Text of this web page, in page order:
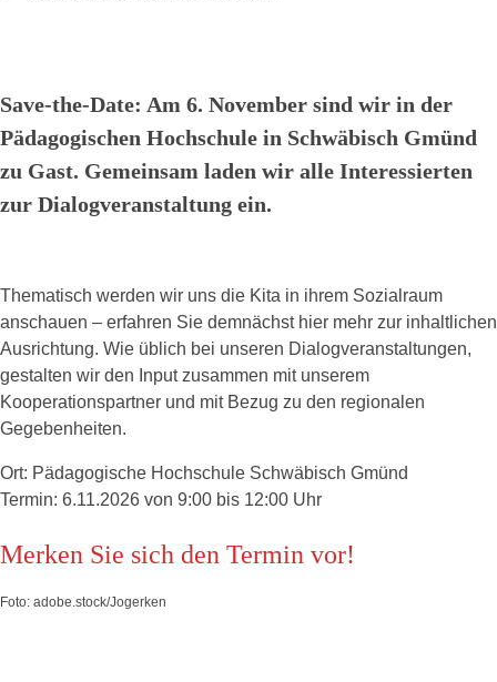
Save-the-Date: Am 6. November sind wir in der
Pädagogischen Hochschule in Schwäbisch Gmünd
zu Gast. Gemeinsam laden wir alle Interessierten
zur Dialogveranstaltung ein.
Thematisch werden wir uns die Kita in ihrem Sozialraum
anschauen – erfahren Sie demnächst hier mehr zur inhaltlichen
Ausrichtung. Wie üblich bei unseren Dialogveranstaltungen,
gestalten wir den Input zusammen mit unserem
Kooperationspartner und mit Bezug zu den regionalen
Gegebenheiten.
Ort: Pädagogische Hochschule Schwäbisch Gmünd
Termin: 6.11.2026 von 9:00 bis 12:00 Uhr
Merken Sie sich den Termin vor!
Foto: adobe.stock/Jogerken